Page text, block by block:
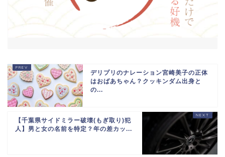
デリプリのナレーション宮崎美子の正体
はおばあちゃん？クッキンダム出身と
の...
【千葉県サイドミラー破壊(もぎ取り)犯
人】男と女の名前を特定？年の差カッ...